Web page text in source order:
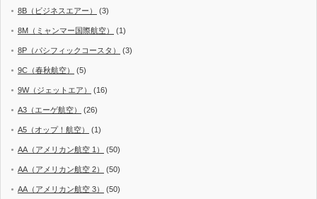
8B（ビジネスエアー） (3)
8M（ミャンマー国際航空） (1)
8P（パシフィックコースタ） (3)
9C（春秋航空） (5)
9W（ジェットエア） (16)
A3（エーゲ航空） (26)
A5（オップ！航空） (1)
AA（アメリカン航空 1） (50)
AA（アメリカン航空 2） (50)
AA（アメリカン航空 3） (50)